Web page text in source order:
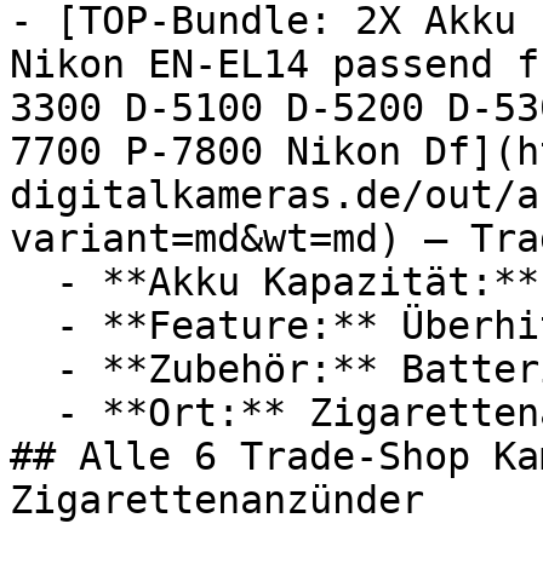
- [TOP-Bundle: 2X Akku
Nikon EN-EL14
3300 D-5100 D-5200 D-
7700 P-7800 Nikon
digitalkameras.de/out/
variant=md&wt=md) —
## Alle 6 Trade-Shop
Zigarettenanzünder